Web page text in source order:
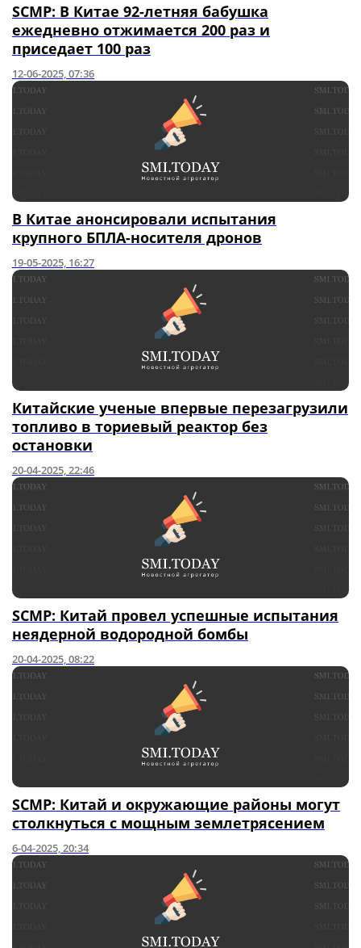
SCMP: В Китае 92-летняя бабушка
ежедневно отжимается 200 раз и
приседает 100 раз
12-06-2025, 07:36
В Китае анонсировали испытания
крупного БПЛА-носителя дронов
19-05-2025, 16:27
Китайские ученые впервые перезагрузили
топливо в ториевый реактор без
остановки
20-04-2025, 22:46
SCMP: Китай провел успешные испытания
неядерной водородной бомбы
20-04-2025, 08:22
SCMP: Китай и окружающие районы могут
столкнуться с мощным землетрясением
6-04-2025, 20:34